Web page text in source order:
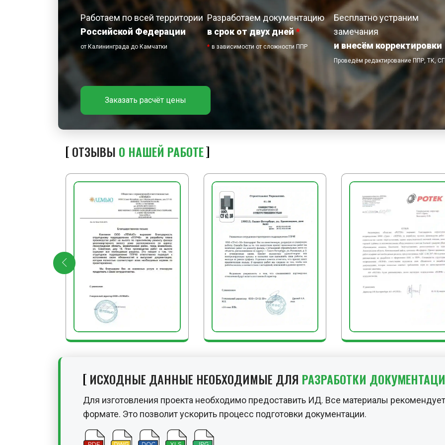
Работаем по всей территории
Российской Федерации
от Калининграда до Камчатки
Разработаем документацию
в срок от двух дней*
* в зависимости от сложности ППР
Бесплатно устраним
замечания
и внесём корректировки
Проведём редактирование ППР, ТК,
Заказать расчёт цены
ОТЗЫВЫ О НАШЕЙ РАБОТЕ
ИСХОДНЫЕ ДАННЫЕ НЕОБХОДИМЫЕ ДЛЯ РАЗРАБОТКИ
Для изготовления проекта необходимо предоставить ИД. Все материалы
формате. Это позволит ускорить процесс подготовки документации.